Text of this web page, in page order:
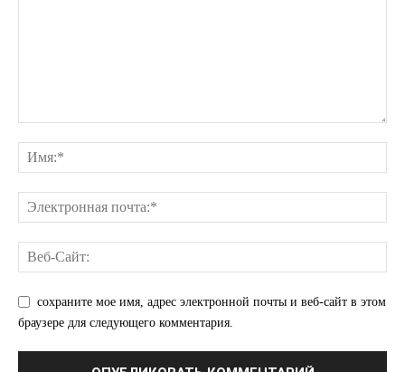
сохраните мое имя, адрес электронной почты и веб-сайт в этом
браузере для следующего комментария.